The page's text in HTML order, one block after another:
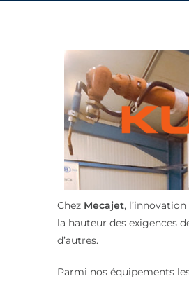
Chez Mecajet,
la hauteur des exigences
d’autres.
Parmi nos équipements